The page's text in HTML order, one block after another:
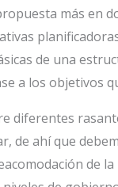
más en
de una
a los objetivos
diferentes
de ahí que
de la